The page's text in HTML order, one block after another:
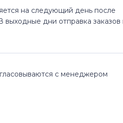
на следующий день после
выходные дни отправка заказов
с менеджером